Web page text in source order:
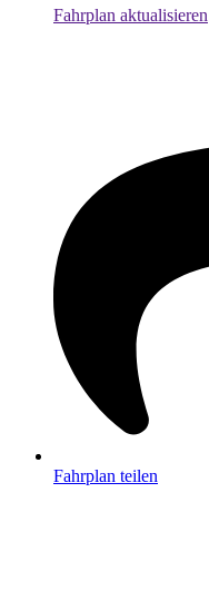
Fahrplan aktualisieren
Fahrplan teilen